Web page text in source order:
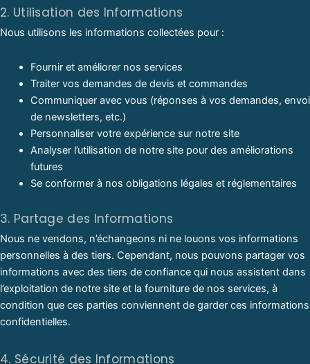
2. Utilisation des Informations
Nous utilisons les informations collectées pour :
Fournir et améliorer nos services
Traiter vos demandes de devis et commandes
Communiquer avec vous (réponses à vos demandes, envoi
de newsletters, etc.)
Personnaliser votre expérience sur notre site
Analyser l’utilisation de notre site pour des améliorations
futures
Se conformer à nos obligations légales et réglementaires
3. Partage des Informations
Nous ne vendons, n’échangeons ni ne louons vos informations
personnelles à des tiers. Cependant, nous pouvons partager vos
informations avec des tiers de confiance qui nous assistent dans
l’exploitation de notre site et la fourniture de nos services, à
condition que ces parties conviennent de garder ces informations
confidentielles.
4. Sécurité des Informations